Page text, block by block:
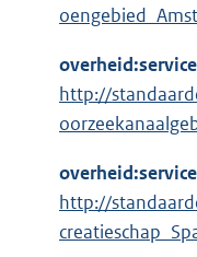
http://
http://